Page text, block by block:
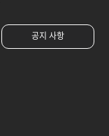
공지 사항